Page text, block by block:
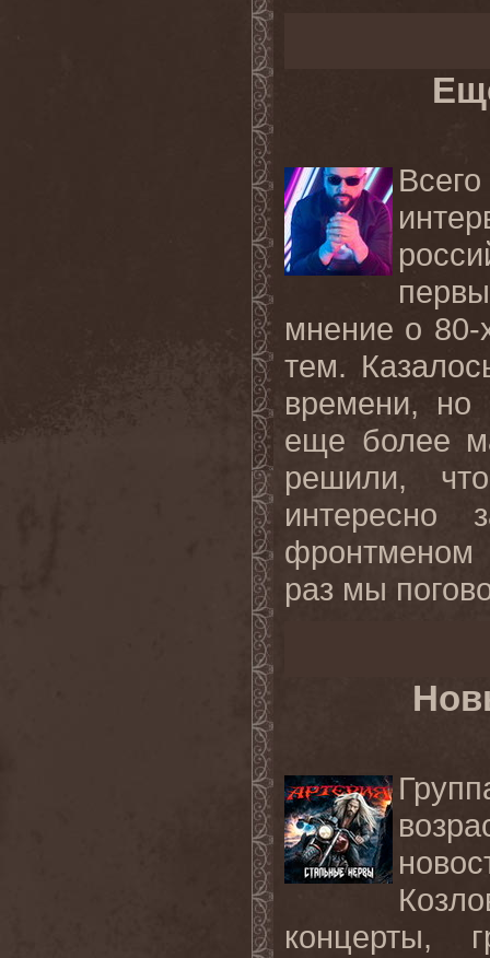
мнение о 80-
тем.
времени,
еще более
решили,
интересно
фронтменом
раз мы
концерты,